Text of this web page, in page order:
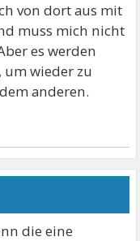
von dort aus mit
muss mich nicht
es werden
wieder zu
anderen.
die eine